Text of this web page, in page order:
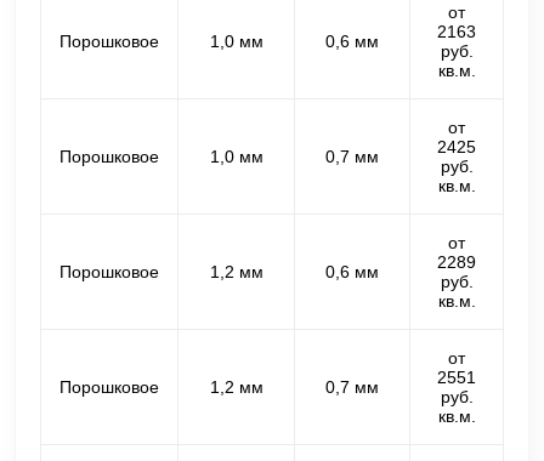
Порошковое 1,0 мм 0,6 мм
от
2163
руб.
кв.м.
Порошковое 1,0 мм 0,7 мм
от
2425
руб.
кв.м.
Порошковое 1,2 мм 0,6 мм
от
2289
руб.
кв.м.
Порошковое 1,2 мм 0,7 мм
от
2551
руб.
кв.м.